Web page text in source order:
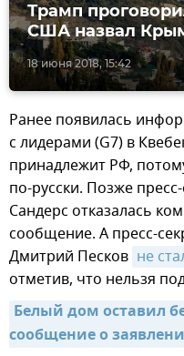
18 июня 2018, 15:42
Трамп
США назвал
Ранее появилась
с лидерами (G7) в
принадлежит РФ,
по-русски. Позже
Сандерс отказалась
сообщение. А пресс-
Дмитрий Песков не
отметив, что нельзя
Белый дом оставил
сообщение о